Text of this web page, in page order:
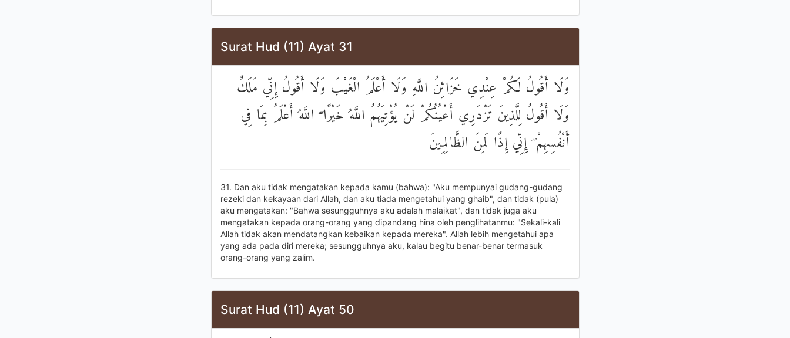
Surat Hud (11) Ayat 31
وَلَا أَقُولُ لَكُمْ عِنْدِي خَزَائِنُ اللَّهِ وَلَا أَعْلَمُ الْغَيْبَ وَلَا أَقُولُ إِنِّي مَلَكٌ
وَلَا أَقُولُ لِلَّذِينَ تَزْدَرِي أَعْيُنُكُمْ لَنْ يُؤْتِيَهُمُ اللَّهُ خَيْرًا ۖ اللَّهُ أَعْلَمُ بِمَا فِي
أَنْفُسِهِمْ ۖ إِنِّي إِذًا لَمِنَ الظَّالِمِينَ
31. Dan aku tidak mengatakan kepada kamu (bahwa): "Aku mempunyai gudang-gudang
rezeki dan kekayaan dari Allah, dan aku tiada mengetahui yang ghaib", dan tidak (pula)
aku mengatakan: "Bahwa sesungguhnya aku adalah malaikat", dan tidak juga aku
mengatakan kepada orang-orang yang dipandang hina oleh penglihatanmu: "Sekali-kali
Allah tidak akan mendatangkan kebaikan kepada mereka". Allah lebih mengetahui apa
yang ada pada diri mereka; sesungguhnya aku, kalau begitu benar-benar termasuk
orang-orang yang zalim.
Surat Hud (11) Ayat 50